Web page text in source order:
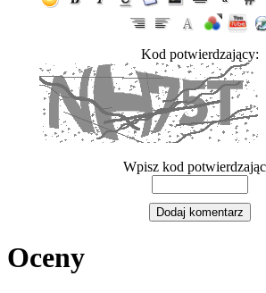
Kod potwierdzający:
Wpisz kod
Oceny